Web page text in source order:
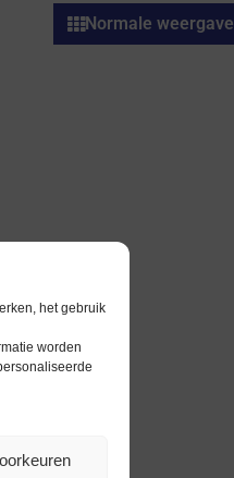
het gebruik
worden
Normale weergave